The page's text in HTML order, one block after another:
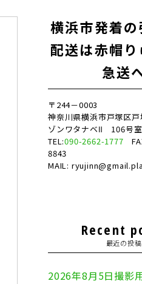
横浜市発着の
配送は赤帽
急送
〒244－0003
神奈川県横浜市戸塚区
ゾンワタナベⅡ 106号室
TEL:090-2662-1777
8843
MAIL:
Recent
最近の投稿